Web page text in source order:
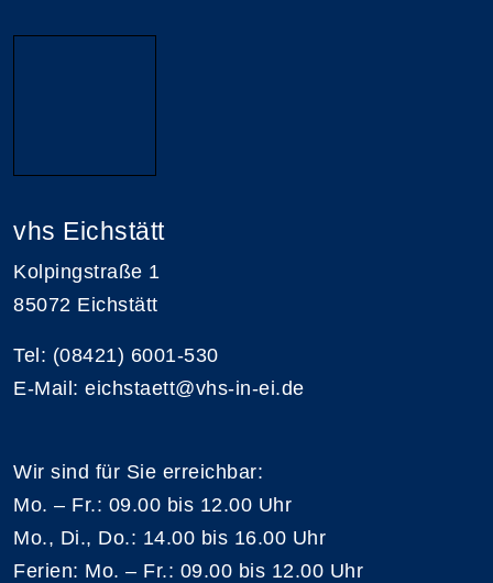
vhs Eichstätt
Kolpingstraße 1
85072 Eichstätt
Tel: (08421) 6001-530
E-Mail: eichstaett@vhs-in-ei.de
Wir sind für Sie erreichbar:
Mo. – Fr.: 09.00 bis 12.00 Uhr
Mo., Di., Do.: 14.00 bis 16.00 Uhr
Ferien: Mo. – Fr.: 09.00 bis 12.00 Uhr